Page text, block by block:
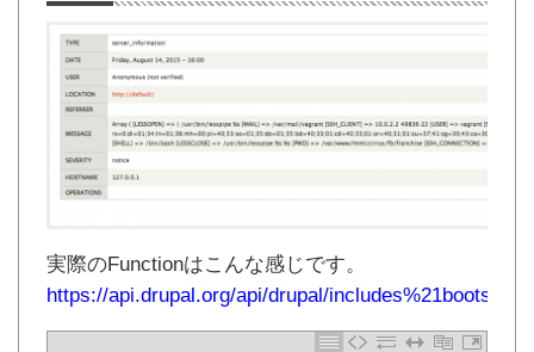
実際のFunctionはこんな感じです。
https://api.drupal.org/api/drupal/